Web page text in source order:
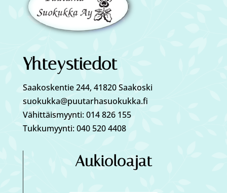
Yhteystiedot
Saakoskentie 244, 41820 Saakoski
suokukka@puutarhasuokukka.fi
Vähittäismyynti: 014 826 155
Tukkumyynti: 040 520 4408
Aukioloajat